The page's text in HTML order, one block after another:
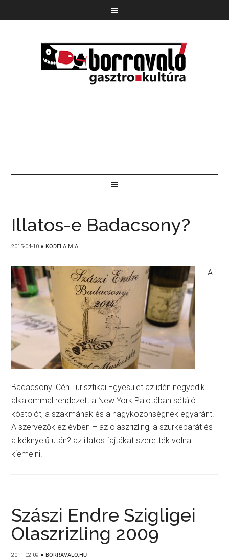
Illatos-e Badacsony?
2015-04-10 ● KODELA MIA
A
Badacsonyi Céh Turisztikai Egyesület az idén negyedik
alkalommal rendezett a New York Palotában sétáló
kóstolót, a szakmának és a nagyközönségnek egyaránt.
A szervezők ez évben – az olaszrizling, a szürkebarát és
a kéknyelű után? az illatos fajtákat szerették volna
kiemelni.
Szászi Endre Szigligei
Olaszrizling 2009
2011-02-09 ● BORRAVALO.HU